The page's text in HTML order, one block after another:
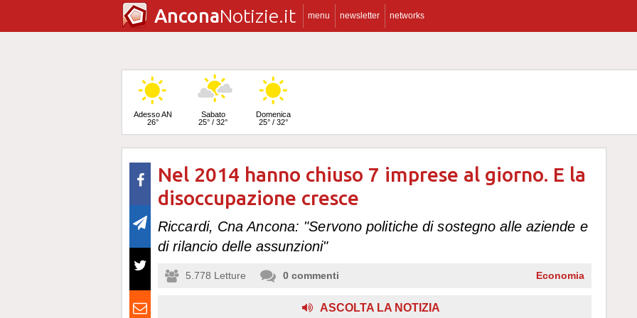
AnconaNotizie.it menu newsletter networks
Adesso AN
26°
Sabato
25° / 32°
Domenica
25° / 32°
Lunedì
24° / 33°
Nel 2014 hanno chiuso 7 imprese al giorno. E la
disoccupazione cresce
Riccardi, Cna Ancona: "Servono politiche di sostegno alle aziende e
di rilancio delle assunzioni"
5.778 Letture 0 commenti Economia
ASCOLTA LA NOTIZIA